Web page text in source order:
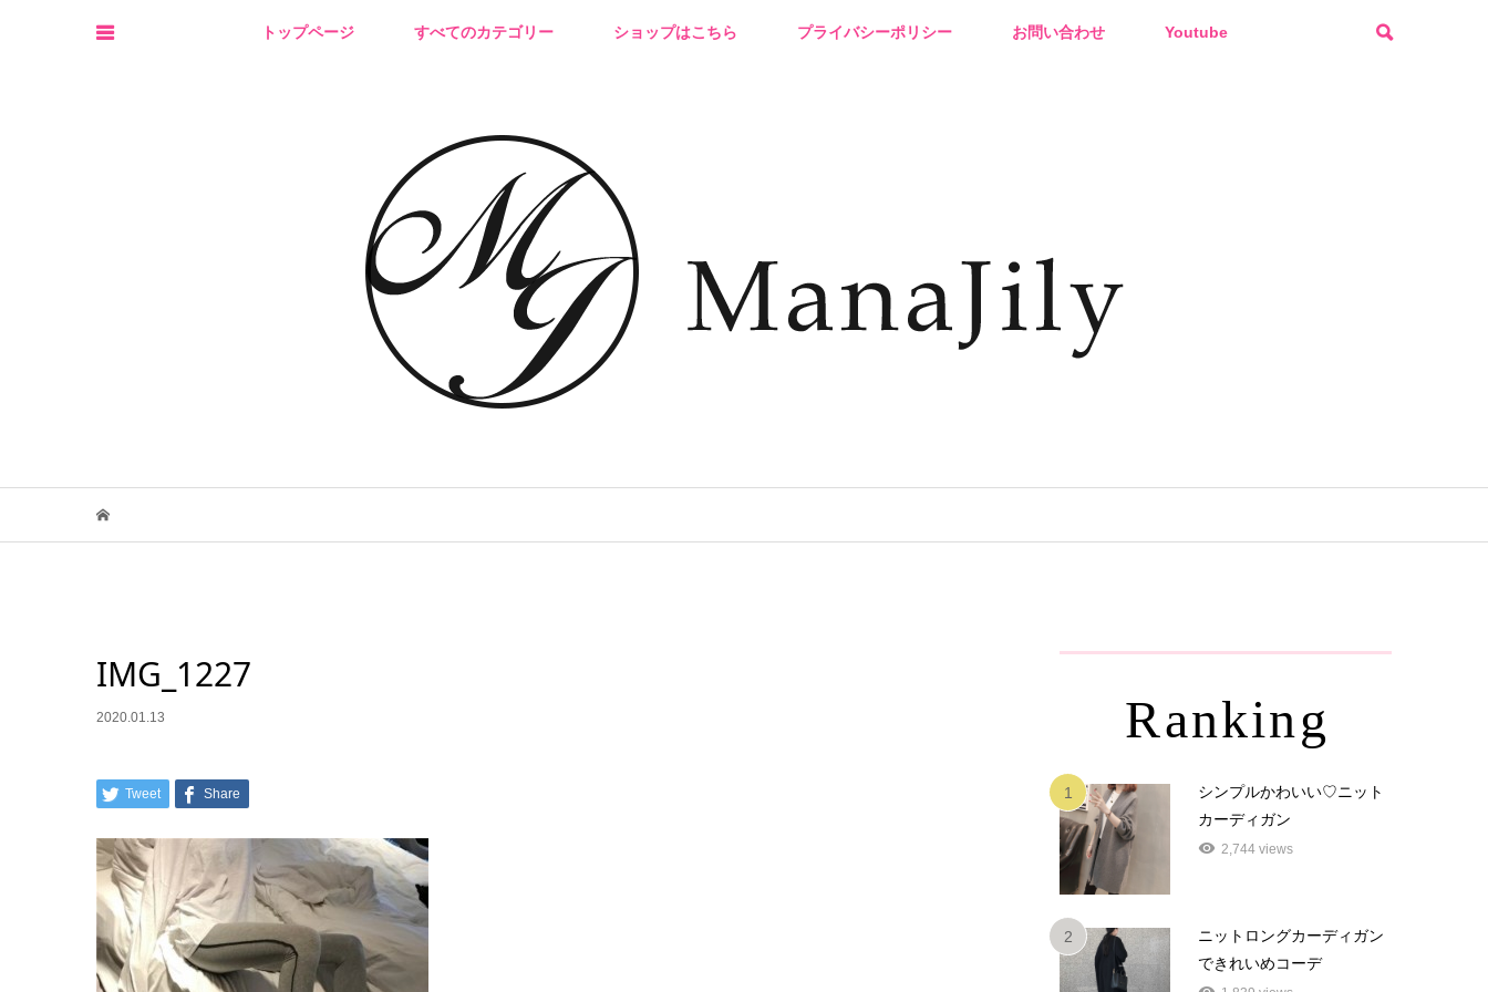
トップページ すべてのカテゴリー ショップはこちら プライバシーポリシー お問い合わせ Youtube
IMG_1227
2020.01.13
Tweet Share
Ranking
1
シンプルかわいい♡ニット
カーディガン
2,744 views
2
ニットロングカーディガン
できれいめコーデ